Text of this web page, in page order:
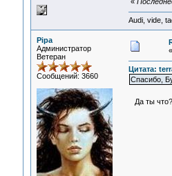
Audi, vide,
Pipa
Администратор
Ветеран
Сообщений: 3660
«
Цитата:
Спасибо,
Да ты что?